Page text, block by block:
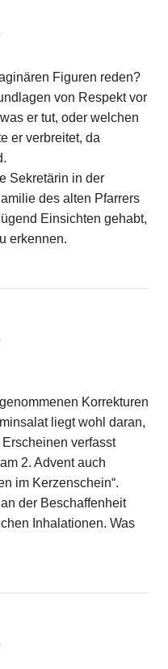
Figuren reden?
von Respekt vor
er tut, oder welchen
er verbreitet, da
Sekretärin in der
des alten Pfarrers
Einsichten gehabt,
erkennen.
Korrekturen
liegt wohl daran,
verfasst
2. Advent auch
im Kerzenschein“.
der Beschaffenheit
Inhalationen. Was